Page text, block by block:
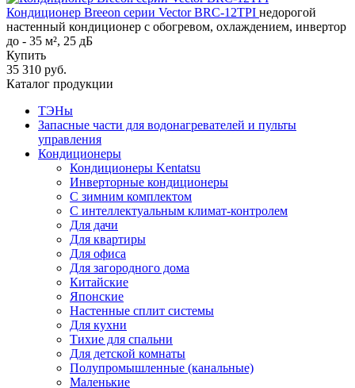
Кондиционер Breeon серии Vector BRC-12TPI недорогой
настенный кондиционер с обогревом, охлаждением, инвертор
до - 35 м², 25 дБ
Купить
35 310 руб.
Каталог продукции
ТЭНы
Запасные части для водонагревателей и пульты
управления
Кондиционеры
Кондиционеры Kentatsu
Инверторные кондиционеры
С зимним комплектом
С интеллектуальным климат-контролем
Для дачи
Для квартиры
Для офиса
Для загородного дома
Китайские
Японские
Настенные сплит системы
Для кухни
Тихие для спальни
Для детской комнаты
Полупромышленные (канальные)
Маленькие